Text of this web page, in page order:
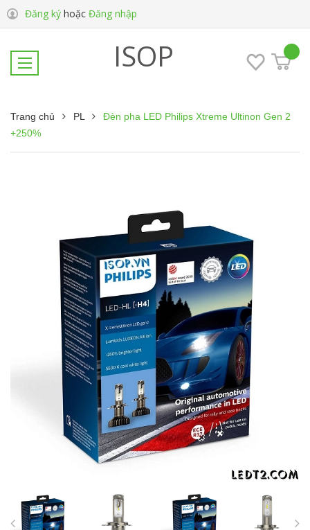
Đăng ký hoặc Đăng nhập
ISOP
Trang chủ PL
Đèn pha LED Philips Xtreme Ultinon Gen 2
+250%